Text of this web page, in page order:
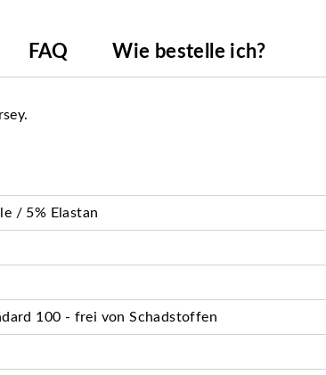
FAQ Wie bestelle ich?
/ 5% Elastan
100 - frei von Schadstoffen